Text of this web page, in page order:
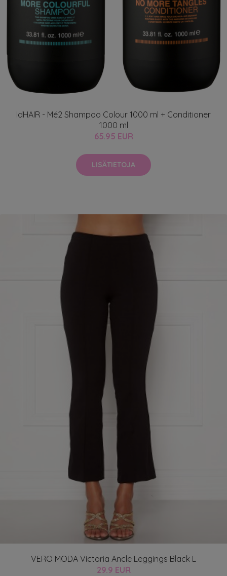
IdHAIR - Mé2 Shampoo Colour 1000 ml + Conditioner
1000 ml
65.95 EUR
LISÄTIETOJA
VERO MODA Victoria Ancle Leggings Black L
29.9 EUR